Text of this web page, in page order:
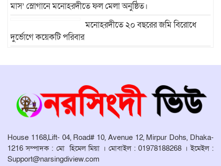
মাস’ স্লোগানে মনোহরদীতে ফল মেলা অনুষ্ঠিত।
মনোহরদীতে ২০ বছরের জমি বিরোধে
দুর্ভোগে কয়েকটি পরিবার
প্রদান ও সংবর্ধনা অনুষ্ঠান অনুষ্ঠিত।
মনোহরদীর চর আহাম্মদপুরে পানিবন্দি
মানুষের সংবাদ প্রকাশের জেরে সাংবাদিক
মনোহরদীতে উপজেলা দুর্যোগ ব্যবস্থাপনা
কমিটির সভা অনুষ্ঠিত
House 1168,Lift- 04, Road# 10, Avenue 12, Mirpur Dohs, Dhaka-
1216 সম্পাদক : মো হিমেল মিয়া । মোবাইল : 01978188268 । ইমেইল :
Support@narsingdiview.com